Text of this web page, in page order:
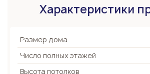
Характеристики
Размер дома
Число полных этажей
Высота потолков